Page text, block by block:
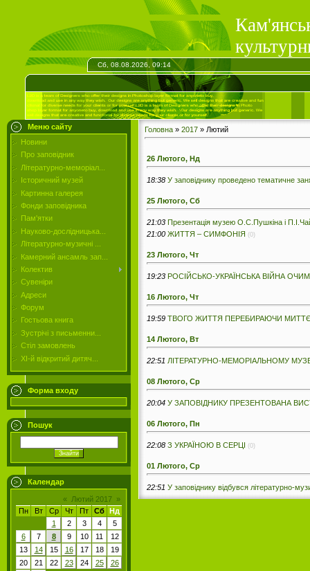
Сб, 08.08.2026, 09:14
Меню сайту
Новини
Про заповідник
Літературно-меморіал...
Історичний музей
Картинна галерея
Фонди заповідника
Пам'ятки
Науково-дослідницька...
Літературно-музичні ...
Камерний ансамль зап...
Колектив
Сувеніри
Адреси
Форум
Гостьова книга
Зустрічі з письменни...
Стіл замовлень
ХІ-й відкритий дитяч...
Форма входу
Пошук
Календар
« Лютий 2017 »
Пн
Вт Ср Чт Пт Сб Нд
1
2 3 4
5
6
7 8 9 10 11
12
13
14 15 16 17 18
19
20
21 22 23 24 25
26
Головна » 2017 » Лютий
26 Лютого, Нд
18:38 У заповіднику проведено тематичне
25 Лютого, Сб
21:03 Презентація музею О.С.Пушкіна і
21:00 ЖИТТЯ – СИМФОНІЯ (0)
23 Лютого, Чт
19:23 РОСІЙСЬКО-УКРАЇНСЬКА ВІЙНА
16 Лютого, Чт
19:59 ТВОГО ЖИТТЯ ПЕРЕБИРАЮЧИ
14 Лютого, Вт
22:51 ЛІТЕРАТУРНО-МЕМОРІАЛЬНОМУ
08 Лютого, Ср
20:04 У ЗАПОВІДНИКУ ПРЕЗЕНТОВАНА
06 Лютого, Пн
22:08 З УКРАЇНОЮ В СЕРЦІ (0)
01 Лютого, Ср
22:51 У заповіднику відбувся літературно-